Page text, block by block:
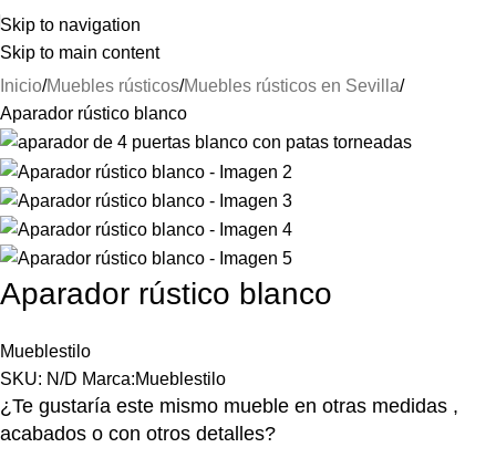
Skip to navigation
Skip to main content
⚡REALIZAMOS ENVÍOS A TODA ESPAÑA⚡
Inicio Muebles rústicos Muebles rústicos en Sevilla
Aparador rústico blanco
Aparador rústico blanco
Mueblestilo
SKU: N/D Marca:Mueblestilo
¿Te gustaría este mismo mueble en otras medidas ,
acabados o con otros detalles?